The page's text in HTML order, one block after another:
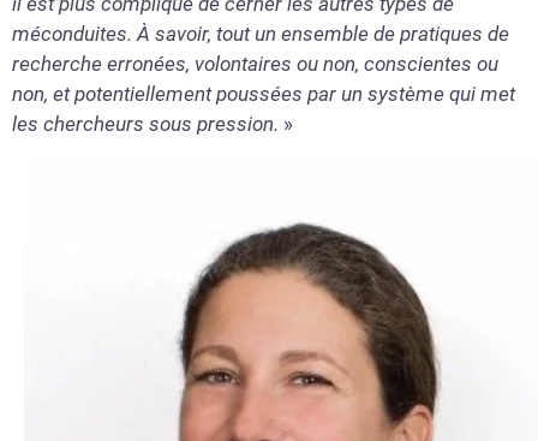
méconduites. À savoir, tout un ensemble de pratiques de
recherche erronées, volontaires ou non, conscientes ou
non, et potentiellement poussées par un système qui met
les chercheurs sous pression. »